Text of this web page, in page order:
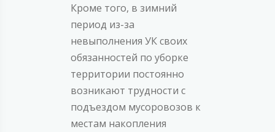
Кроме того, в зимний
период из-за
невыполнения УК своих
обязанностей по уборке
территории постоянно
возникают трудности с
подъездом мусоровозов к
местам накопления